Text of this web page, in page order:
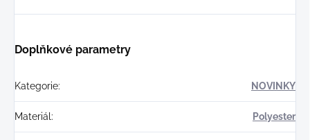
Doplňkové parametry
Kategorie: NOVINKY
Materiál : Polyester